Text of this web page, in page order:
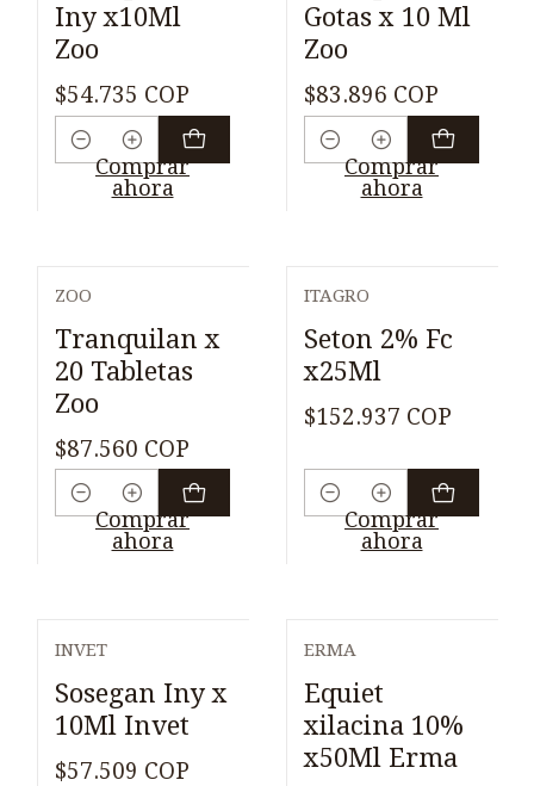
Iny x10Ml
Zoo
$54.735 COP
Cantidad
Comprar
ahora
Gotas x 10 Ml
Zoo
$83.896 COP
Cantidad
Comprar
ahora
ZOO
Tranquilan x
20 Tabletas
Zoo
$87.560 COP
Cantidad
Comprar
ahora
ITAGRO
Seton 2% Fc
x25Ml
$152.937 COP
Cantidad
Comprar
ahora
INVET
Sosegan Iny x
10Ml Invet
$57.509 COP
ERMA
Equiet
xilacina 10%
x50Ml Erma